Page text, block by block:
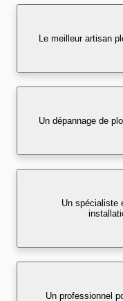
Le meilleur artisan
Un dépannage de
Un spécialiste
Un professionnel